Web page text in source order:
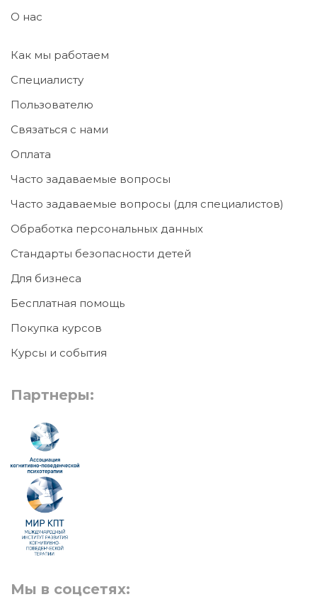
О нас
Как мы работаем
Специалисту
Пользователю
Связаться с нами
Оплата
Часто задаваемые вопросы
Часто задаваемые вопросы (для специалистов)
Обработка персональных данных
Стандарты безопасности детей
Для бизнеса
Бесплатная помощь
Покупка курсов
Курсы и события
Партнеры:
Мы в соцсетях: